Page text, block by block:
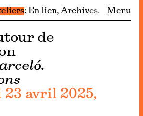
En lien Archives Menu
de
avril 2025,